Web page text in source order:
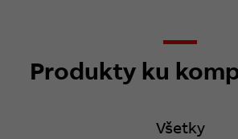
Produkty ku
Všetky